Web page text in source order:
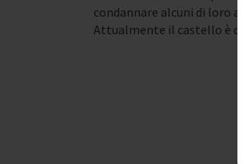
condannare alcuni di loro a
Attualmente il castello è